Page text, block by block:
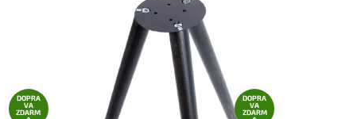
DOPRA
VA
ZDARM
DOPRA
VA
ZDARM